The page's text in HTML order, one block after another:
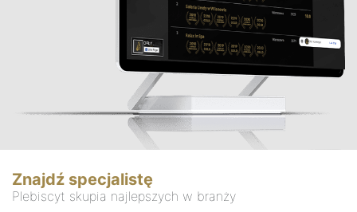
Znajdź specjalistę
Plebiscyt skupia najlepszych w branży